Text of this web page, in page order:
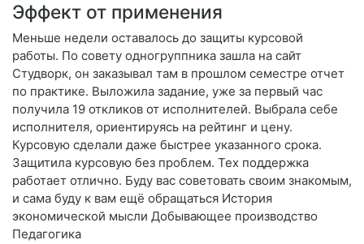
Эффект от применения
Меньше недели оставалось до защиты курсовой
работы. По совету одногруппника зашла на сайт
Студворк, он заказывал там в прошлом семестре отчет
по практике. Выложила задание, уже за первый час
получила 19 откликов от исполнителей. Выбрала себе
исполнителя, ориентируясь на рейтинг и цену.
Курсовую сделали даже быстрее указанного срока.
Защитила курсовую без проблем. Тех поддержка
работает отлично. Буду вас советовать своим знакомым,
и сама буду к вам ещё обращаться История
экономической мысли Добывающее производство
Педагогика